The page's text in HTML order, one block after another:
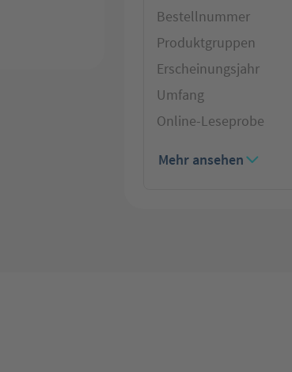
Bestellnummer
Produktgruppen
Erscheinungsjahr
Umfang
Online-Leseprobe
Mehr ansehen